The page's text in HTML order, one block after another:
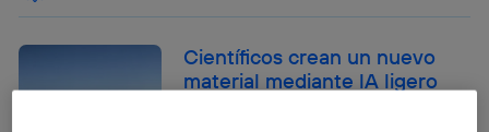
Científicos crean un nuevo
material mediante lA ligero